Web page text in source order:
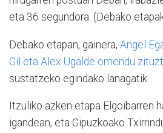
eta 36 segundora. (Debako
Debako etapan, gainera, Angel
Gil eta Alex Ugalde omendu
sustatzeko egindako lanagatik.
Itzuliko azken etapa Elgoibarren
igandean, eta Gipuzkoako